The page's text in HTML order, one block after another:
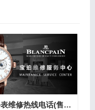
宝珀手表维修热线电话(售后服务专线)